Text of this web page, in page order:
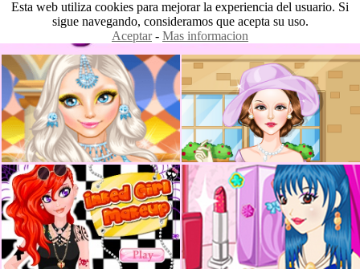
Esta web utiliza cookies para mejorar la experiencia del usuario. Si
sigue navegando, consideramos que acepta su uso.
Aceptar- Mas informacion